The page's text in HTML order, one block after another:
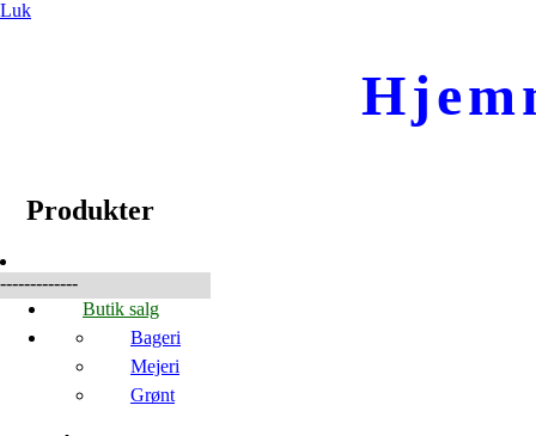
Luk
Produkter
-------------
Butik salg
Bageri
Mejeri
Grønt